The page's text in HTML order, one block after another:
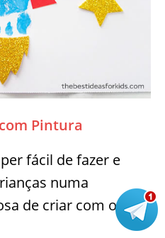
Pintura
fácil de fazer e
numa
de criar com os